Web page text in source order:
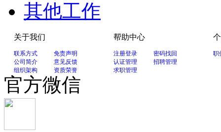
其他工作
关于我们
联系方式
免责声明
公司简介
意见反馈
组织架构
资质荣誉
帮助中心
注册登录
密码找回
认证管理
招聘管理
求职管理
职
官方微信